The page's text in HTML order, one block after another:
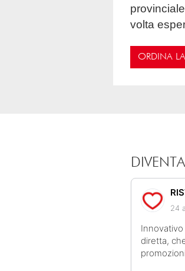
volta
ORDINA
24
diretta,